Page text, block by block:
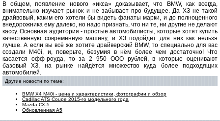
В общем, появление нового «икса» доказывает, что BMW, как всегда,
внимательно изучает рынок и не забывает про будущее. Да ХЗ не такой
драйвовый, каким его хотели бы видеть фанаты марки, и до полноценного
внедорожника ему далеко, но надо признать, что ни те, ни другие не делают
кассу. Основная аудитория - простые автомобилисты, которые хотят купить
качественную современную машину, и ХЗ подойдёт для них как нельзя
лучше. А если вы всё же хотите драйверский BMW, то специально для вас
создали М40і, и, поверьте, безумия в нём более чем достаточно! Что
касается офф-роуда, то за 2 950 ООО рублей, в которые оценивают
базовый ХЗ, на рынке найдётся множество куда более подходящих
автомобилей.
Другие новости по теме:
BMW X4 M40i - цена и характеристики, фотографии и обзор
Cadillac ATS Coupe 2015-го модельного года
Mazda СХ-5
Обновленная А5